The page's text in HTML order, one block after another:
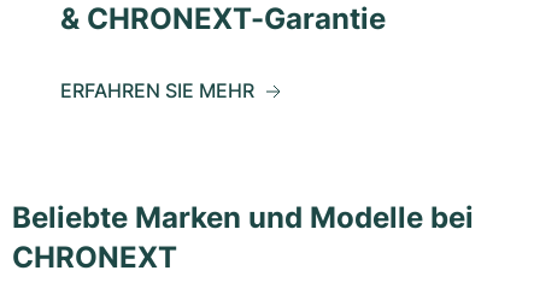
& CHRONEXT-Garantie
ERFAHREN SIE MEHR
Beliebte Marken und Modelle bei
CHRONEXT